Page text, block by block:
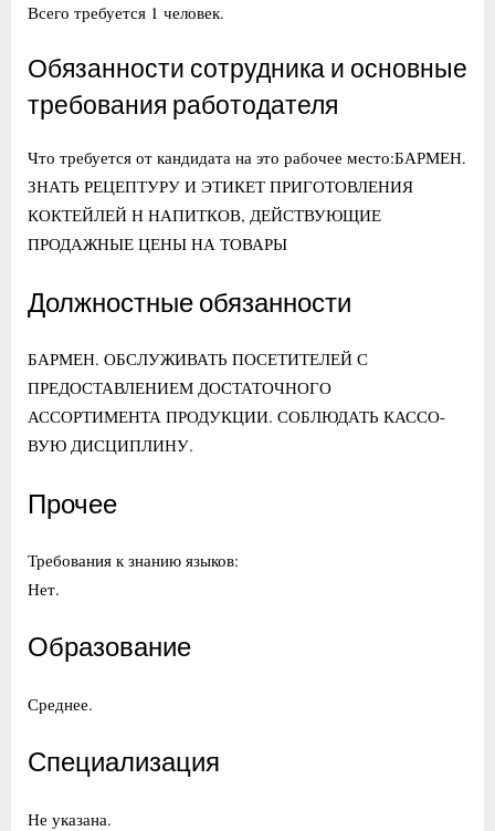
Всего требуется 1 человек.
Обязанности сотрудника и основные
требования работодателя
Что требуется от кандидата на это рабочее место:БАРМЕН.
ЗНАТЬ РЕЦЕПТУРУ И ЭТИКЕТ ПРИГОТОВЛЕНИЯ
КОКТЕЙЛЕЙ Н НАПИТКОВ, ДЕЙСТВУЮЩИЕ
ПРОДАЖНЫЕ ЦЕНЫ НА ТОВАРЫ
Должностные обязанности
БАРМЕН. ОБСЛУЖИВАТЬ ПОСЕТИТЕЛЕЙ С
ПРЕДОСТАВЛЕНИЕМ ДОСТАТОЧНОГО
АССОРТИМЕНТА ПРОДУКЦИИ. СОБЛЮДАТЬ КАССО-
ВУЮ ДИСЦИПЛИНУ.
Прочее
Требования к знанию языков:
Нет.
Образование
Среднее.
Специализация
Не указана.